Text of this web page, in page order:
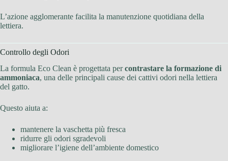
L’azione agglomerante facilita la manutenzione quotidiana della
lettiera.
Controllo degli Odori
La formula Eco Clean è progettata percontrastare la formazione di
ammoniaca, una delle principali cause dei cattivi odori nella lettiera
del gatto.
Questo aiuta a:
mantenere la vaschetta più fresca
ridurre gli odori sgradevoli
migliorare l’igiene dell’ambiente domestico